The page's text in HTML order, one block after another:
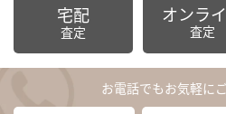
宅配
査定
オンラ
査定
お電話でもお気軽に